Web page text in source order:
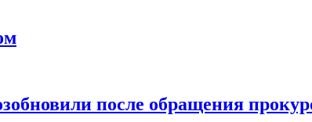
после обращения